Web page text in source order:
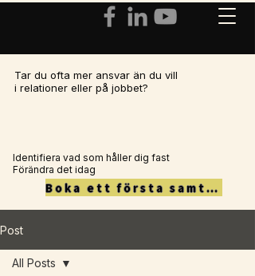
Tar du ofta mer ansvar än du vill
i relationer eller på jobbet?
Identifiera vad som håller dig fast
Förändra det idag
Boka ett första samtal här
Post
All Posts